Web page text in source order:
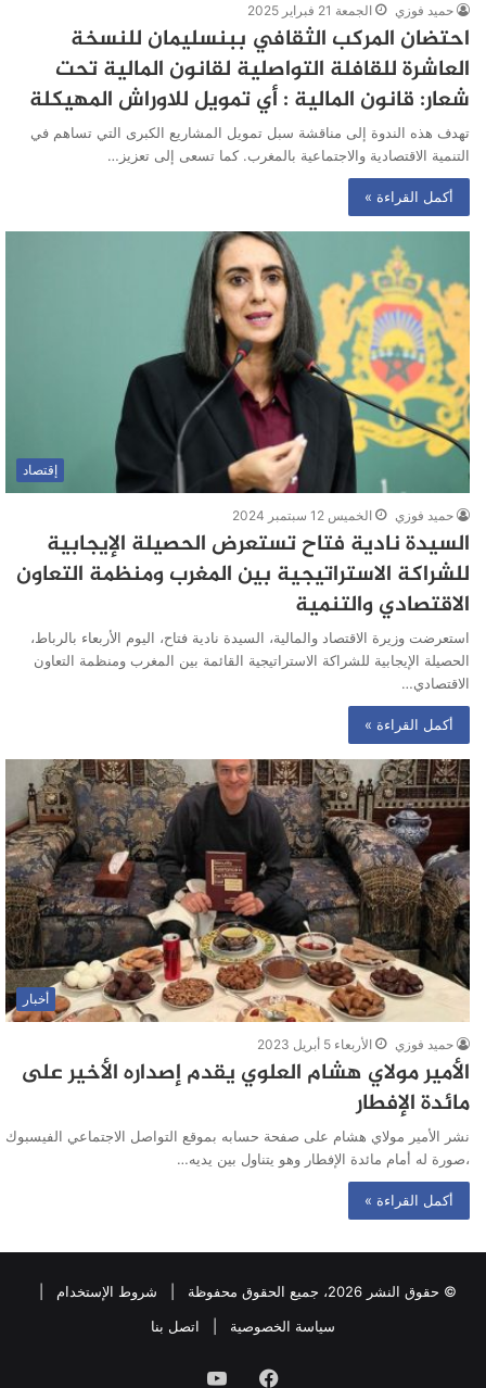
حميد فوزي الجمعة 21 فبراير 2025
احتضان المركب الثقافي ببنسليمان للنسخة
العاشرة للقافلة التواصلية لقانون المالية تحت
شعار: قانون المالية : أي تمويل للاوراش المهيكلة
تهدف هذه الندوة إلى مناقشة سبل تمويل المشاريع الكبرى التي تساهم في
التنمية الاقتصادية والاجتماعية بالمغرب. كما تسعى إلى تعزيز…
أكمل القراءة »
إقتصاد
حميد فوزي الخميس 12 سبتمبر 2024
السيدة نادية فتاح تستعرض الحصيلة الإيجابية
للشراكة الاستراتيجية بين المغرب ومنظمة التعاون
الاقتصادي والتنمية
استعرضت وزيرة الاقتصاد والمالية، السيدة نادية فتاح، اليوم الأربعاء بالرباط،
الحصيلة الإيجابية للشراكة الاستراتيجية القائمة بين المغرب ومنظمة التعاون
الاقتصادي…
أكمل القراءة »
أخبار
حميد فوزي الأربعاء 5 أبريل 2023
الأمير مولاي هشام العلوي يقدم إصداره الأخير على
مائدة الإفطار
نشر الأمير مولاي هشام على صفحة حسابه بموقع التواصل الاجتماعي الفيسبوك
،صورة له أمام مائدة الإفطار وهو يتناول بين يديه…
أكمل القراءة »
© حقوق النشر 2026، جميع الحقوق محفوظة | شروط الإستخدام
سياسة الخصوصية
اتصل بنا
فيسبوكيوتيوب